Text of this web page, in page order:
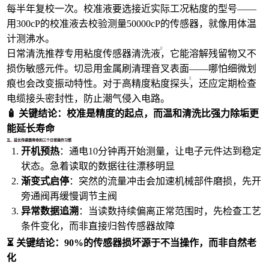
每半年复校一次。校准液要选接近实际工况粘度的型号——
用300cP的校准液去校验测量50000cP的传感器，就像用体温
计测沸水。
日常清洗推荐专用粘度传感器清洗液，它能溶解残留物又不
损伤敏感元件。切忌用金属刷清理音叉表面——哪怕细微划
痕也会改变振动特性。对于高精度粘度探头，还应定期检查
电缆接头密封性，防止潮气侵入电路。
🧴 关键结论：校准是精度的起点，而温和清洗比强力除垢更
能延长寿命
五、延长传感器寿命的三个日常操作习惯
开机预热：通电10分钟再开始测量，让电子元件达到稳定
状态。急着读取的数据往往漂移明显
渐变式启停：突然的流量冲击会加速机械部件磨损，先开
旁通阀再缓慢调节主阀
异常数据追溯 ：当读数持续偏离正常范围时，先检查工艺
条件变化，而非直接归咎传感器故障
⏳ 关键结论：90%的传感器损坏源于不当操作，而非自然老
化